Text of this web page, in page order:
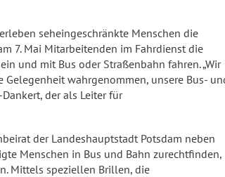
seheingeschränkte Menschen die
7. Mai Mitarbeitenden im Fahrdienst die
und mit Bus oder Straßenbahn fahren. „Wir
wahrgenommen, unsere Bus-
der als Leiter für
der Landeshauptstadt Potsdam neben
Menschen in Bus und Bahn zurechtfinden,
Mittels speziellen Brillen, die